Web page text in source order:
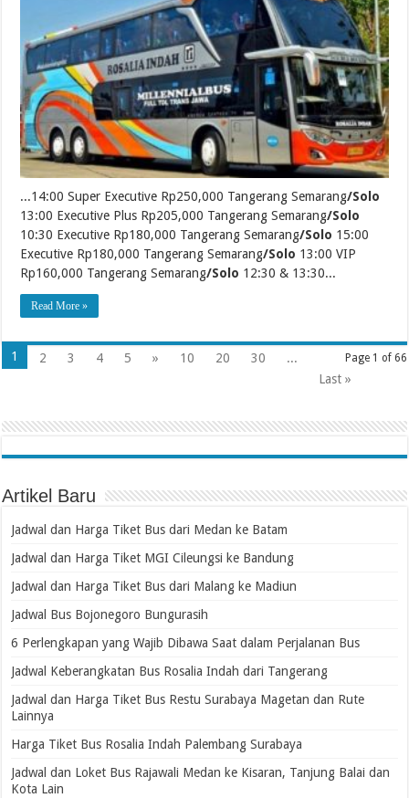
...14:00 Super Executive Rp250,000 Tangerang Semarang/Solo
13:00 Executive Plus Rp205,000 Tangerang Semarang/Solo
10:30 Executive Rp180,000 Tangerang Semarang/Solo 15:00
Executive Rp180,000 Tangerang Semarang/Solo 13:00 VIP
Rp160,000 Tangerang Semarang/Solo 12:30 & 13:30...
Read More »
Page 1 of 66
1 2 3 4 5 » 10 20 30
...
Last »
Artikel Baru
Jadwal dan Harga Tiket Bus dari Medan ke Batam
Jadwal dan Harga Tiket MGI Cileungsi ke Bandung
Jadwal dan Harga Tiket Bus dari Malang ke Madiun
Jadwal Bus Bojonegoro Bungurasih
6 Perlengkapan yang Wajib Dibawa Saat dalam Perjalanan Bus
Jadwal Keberangkatan Bus Rosalia Indah dari Tangerang
Jadwal dan Harga Tiket Bus Restu Surabaya Magetan dan Rute
Lainnya
Harga Tiket Bus Rosalia Indah Palembang Surabaya
Jadwal dan Loket Bus Rajawali Medan ke Kisaran, Tanjung Balai dan
Kota Lain